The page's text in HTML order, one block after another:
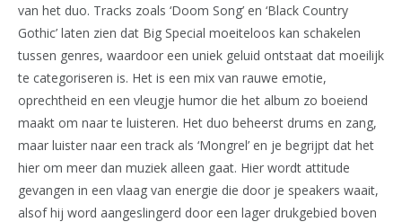
van het duo. Tracks zoals ‘Doom Song’ en ‘Black Country
Gothic’ laten zien dat Big Special moeiteloos kan schakelen
tussen genres, waardoor een uniek geluid ontstaat dat moeilijk
te categoriseren is. Het is een mix van rauwe emotie,
oprechtheid en een vleugje humor die het album zo boeiend
maakt om naar te luisteren. Het duo beheerst drums en zang,
maar luister naar een track als ‘Mongrel’ en je begrijpt dat het
hier om meer dan muziek alleen gaat. Hier wordt attitude
gevangen in een vlaag van energie die door je speakers waait,
alsof hij word aangeslingerd door een lager drukgebied boven